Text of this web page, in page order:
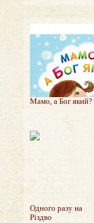
Мамо, а Бог який?
Одного разу на
Різдво